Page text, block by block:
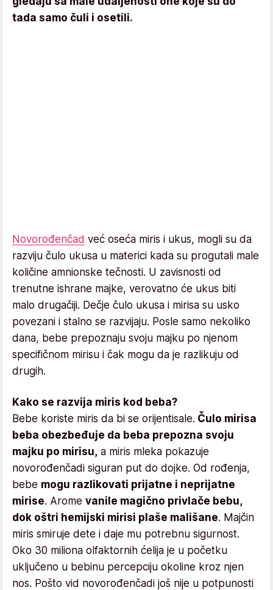
tada samo čuli i osetili.
Novorođenčad već oseća miris i ukus, mogli su da
razviju čulo ukusa u materici kada su progutali male
količine amnionske tečnosti. U zavisnosti od
trenutne ishrane majke, verovatno će ukus biti
malo drugačiji. Dečje čulo ukusa i mirisa su usko
povezani i stalno se razvijaju. Posle samo nekoliko
dana, bebe prepoznaju svoju majku po njenom
specifičnom mirisu i čak mogu da je razlikuju od
drugih.
Kako se razvija miris kod beba?
Bebe koriste miris da bi se orijentisale. Čulo mirisa
beba obezbeđuje da beba prepozna svoju
majku po mirisu, a miris mleka pokazuje
novorođenčadi siguran put do dojke. Od rođenja,
bebe mogu razlikovati prijatne i neprijatne
mirise. Arome vanile magično privlače bebu,
dok oštri hemijski mirisi plaše mališane. Majčin
miris smiruje dete i daje mu potrebnu sigurnost.
Oko 30 miliona olfaktornih ćelija je u početku
uključeno u bebinu percepciju okoline kroz njen
nos. Pošto vid novorođenčadi još nije u potpunosti